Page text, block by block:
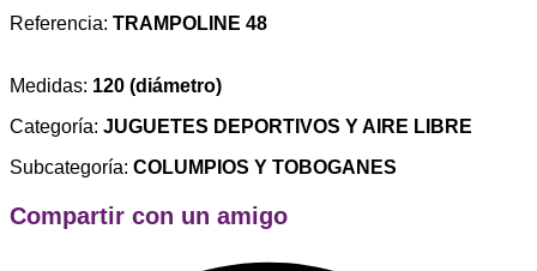
Referencia: TRAMPOLINE 48
Medidas: 120 (diámetro)
Categoría: JUGUETES DEPORTIVOS Y AIRE LIBRE
Subcategoría: COLUMPIOS Y TOBOGANES
Compartir con un amigo